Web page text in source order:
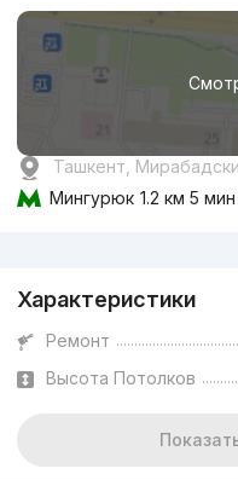
Ташкент,
Мингурюк 1.2 км 5 мин
Характеристики
Ремонт
Высота Потолков